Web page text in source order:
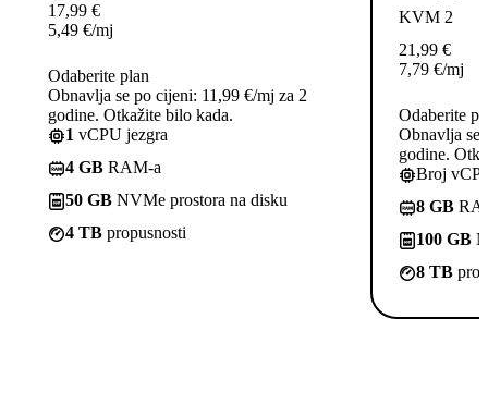
17,99 €
5,49 €/mj
Odaberite plan
Obnavlja se po cijeni: 11,99 €/mj za 2
godine. Otkažite bilo kada.
1 vCPU jezgra
4 GB RAM-a
50 GB NVMe prostora na disku
4 TB propusnosti
KVM 2
21,99 €
7,79 €/mj
Odaberite
Obnavlja se
godine.
Broj
8 GB
100 GB
8 TB